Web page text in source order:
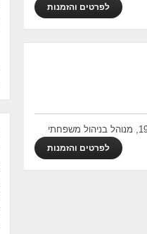
לפרטים והזמנות
מלון בוטיק שטרקמן הינו בית מלון הפועל משנת 1959, מנוהל בניהול משפחתי
לפרטים והזמנות